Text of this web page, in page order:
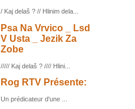
/ Kaj delaš ? // Hlinim dela...
Psa Na Vrvico _ Lsd
V Usta _ Jezik Za
Zobe
///// Kaj delaš ? //// Hlini...
Rog RTV Présente:
Un prédicateur d'une ...